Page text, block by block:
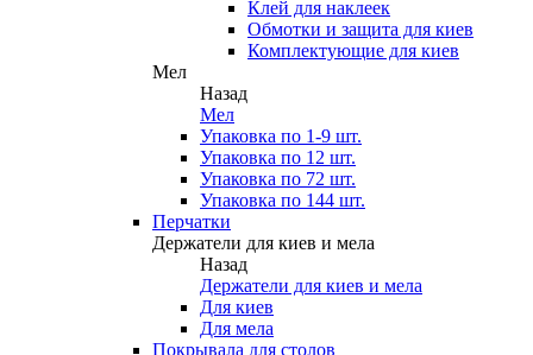
Клей для наклеек
Обмотки и защита для киев
Комплектующие для киев
Мел
Назад
Мел
Упаковка по 1-9 шт.
Упаковка по 12 шт.
Упаковка по 72 шт.
Упаковка по 144 шт.
Перчатки
Держатели для киев и мела
Назад
Держатели для киев и мела
Для киев
Для мела
Покрывала для столов